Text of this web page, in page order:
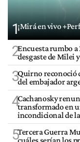
1¡Mirá en vivo
2Encuesta rumbo
desgaste de Milei
3Quirno reconoció
del embajador
4Cachanosky
transformado en
incondicional de
5Tercera Guerra
cuáles serían los